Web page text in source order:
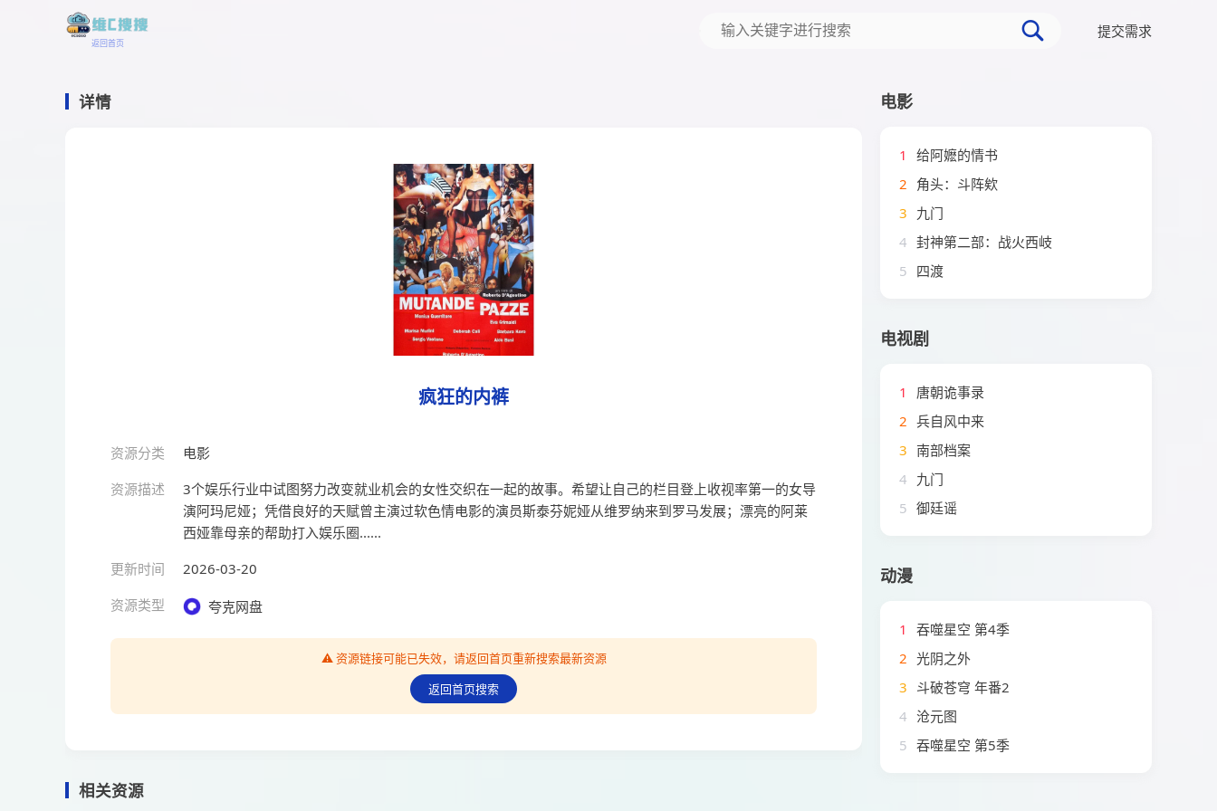
返回首页
提交需求
详情
疯狂的内裤
资源分类
电影
资源描述
3个娱乐行业中试图努力改变就业机会的女性交织在一起的故事。希望让自己的栏目登上收视率第一的女导
演阿玛尼娅；凭借良好的天赋曾主演过软色情电影的演员斯泰芬妮娅从维罗纳来到罗马发展；漂亮的阿莱
西娅靠母亲的帮助打入娱乐圈......
更新时间
2026-03-20
资源类型
夸克网盘
⚠️ 资源链接可能已失效，请返回首页重新搜索最新资源
返回首页搜索
相关资源
电影
1
给阿嬷的情书
2 角头：斗阵欸
3 九门
4 封神第二部：战火西岐
5 四渡
电视剧
1
唐朝诡事录
2 兵自风中来
3 南部档案
4 九门
5 御廷谣
动漫
1
吞噬星空 第4季
2 光阴之外
3 斗破苍穹 年番2
4 沧元图
5 吞噬星空 第5季